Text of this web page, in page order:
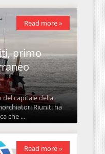
primo
del capitale della
Riuniti ha
che ...
Read more »
Read more »